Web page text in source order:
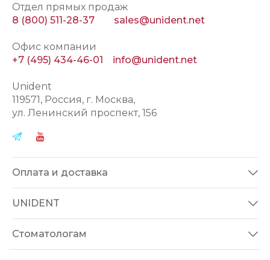
Отдел прямых продаж
8 (800) 511-28-37
sales@unident.net
Офис компании
+7 (495) 434-46-01
info@unident.net
Unident
119571, Россия, г. Москва,
ул. Ленинский проспект, 156
Оплата и доставка
UNIDENT
Стоматологам